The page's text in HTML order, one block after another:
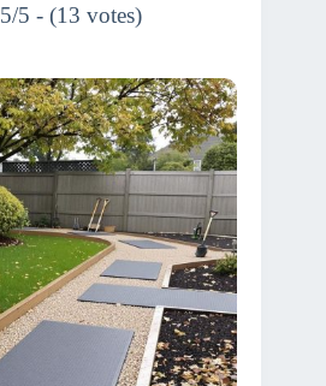
5/5 - (13 votes)